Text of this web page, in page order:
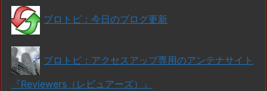
ブロトピ：今日のブログ更新
ブロトピ：アクセスアップ専用のアンテナサイト
『Reviewers（レビュアーズ）』